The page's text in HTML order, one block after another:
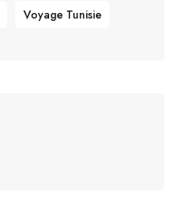
Voyage Tunisie